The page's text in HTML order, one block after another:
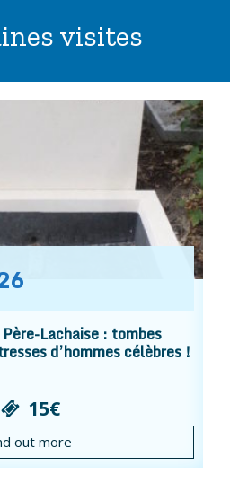
visites
Lachaise : tombes
d’hommes célèbres !
15€
out more